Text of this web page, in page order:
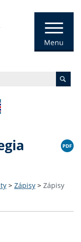
> Zápisy > Zápisy